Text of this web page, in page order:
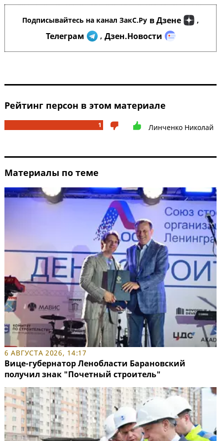
Подписывайтесь на канал ЗакС.Ру в Дзене ,
Телеграм , Дзен.Новости
Рейтинг персон в этом материале
1 Линченко Николай
Материалы по теме
6 АВГУСТА 2026, 14:17
Вице-губернатор Ленобласти Барановский
получил знак "Почетный строитель"